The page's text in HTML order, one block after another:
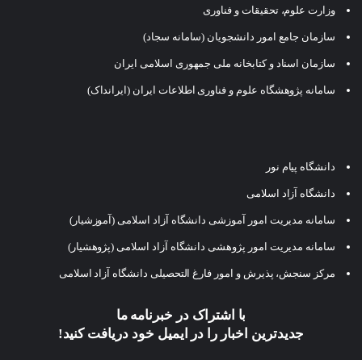
وزارت علوم، تحقیقات و فناوری
سازمان جامع امور دانشجویان (سامانه سجاد)
سازمان اسناد و کتابخانه ملی جمهوری اسلامی ایران
سامانه پژوهشگاه علوم و فناوری اطلاعات ایران (ایرانداک)
دانشگاه پیام نور
دانشگاه آزاد اسلامی
سامانه مدیریت امور آموزشی دانشگاه آزاد اسلامی (آموزشیار)
سامانه مدیریت امور پژوهشی دانشگاه آزاد اسلامی (پژوهشیار)
مرکز سنجش، پذیرش و امور فارغ التحصیلی دانشگاه آزاد اسلامی
با اشتراک در خبرنامه ما
جدیدترین اخبار را در ایمیل خود دریافت کنید!